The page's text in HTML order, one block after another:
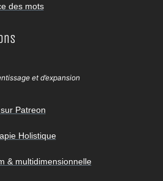
des mots
et d’expansion
Patreon
Holistique
& multidimensionnelle